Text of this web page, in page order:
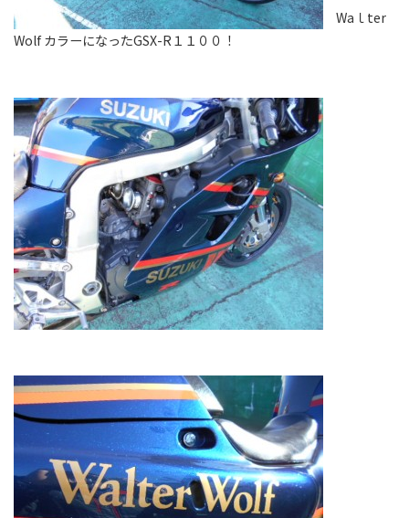
Waｌter
Wolf カラーになったGSX-R１１００！